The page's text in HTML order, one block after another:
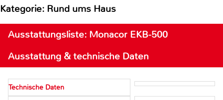
Kategorie: Rund ums Haus
Ausstattungsliste: Monacor EKB-500
Ausstattung & technische Daten
Technische Daten